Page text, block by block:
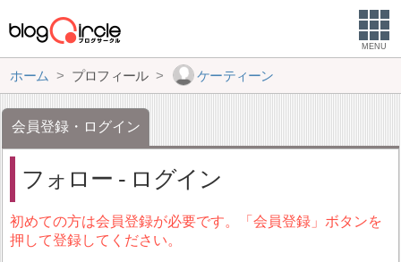
MENU
ホーム プロフィール ケーティーン
会員登録・ログイン
フォロー - ログイン
初めての方は会員登録が必要です。「会員登録」ボタンを
押して登録してください。